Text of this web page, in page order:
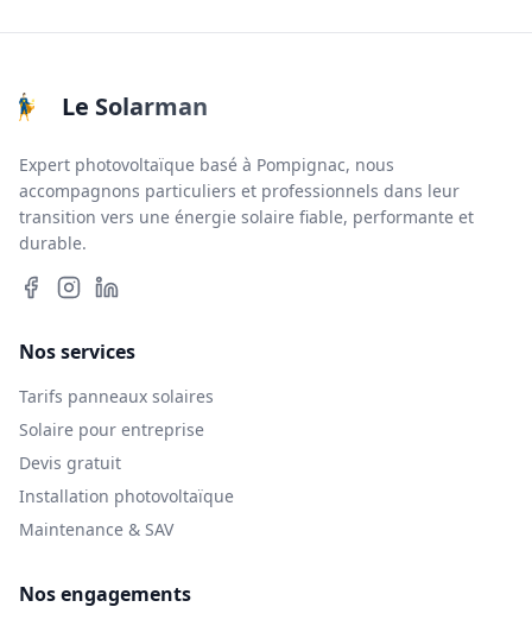
Le Solarman
Expert photovoltaïque basé à Pompignac, nous
accompagnons particuliers et professionnels dans leur
transition vers une énergie solaire fiable, performante et
durable.
Nos services
Tarifs panneaux solaires
Solaire pour entreprise
Devis gratuit
Installation photovoltaïque
Maintenance & SAV
Nos engagements